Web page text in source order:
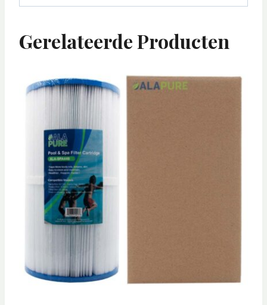
Gerelateerde Producten